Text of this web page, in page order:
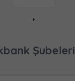
Şubeleri